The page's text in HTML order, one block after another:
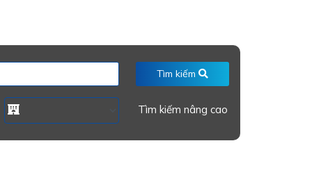
Tìm kiếm
Tìm kiếm nâng cao